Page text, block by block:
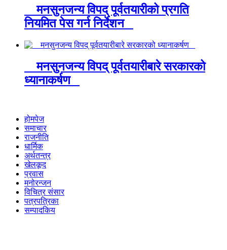
मनसुनजन्य विपद् पूर्वतयारीको प्रगति
नियमित पेस गर्न निर्देशन
मनसुनजन्य विपद् पूर्वतयारीबारे सरकारको
ध्यानाकर्षण
होमपेज
समाचार
राजनीति
धार्मिक
अर्थतन्त्र
खेलकूद
प्रवास
मनोरन्जन
विचित्र संसार
पत्रपत्रिका
सम्पादकिय